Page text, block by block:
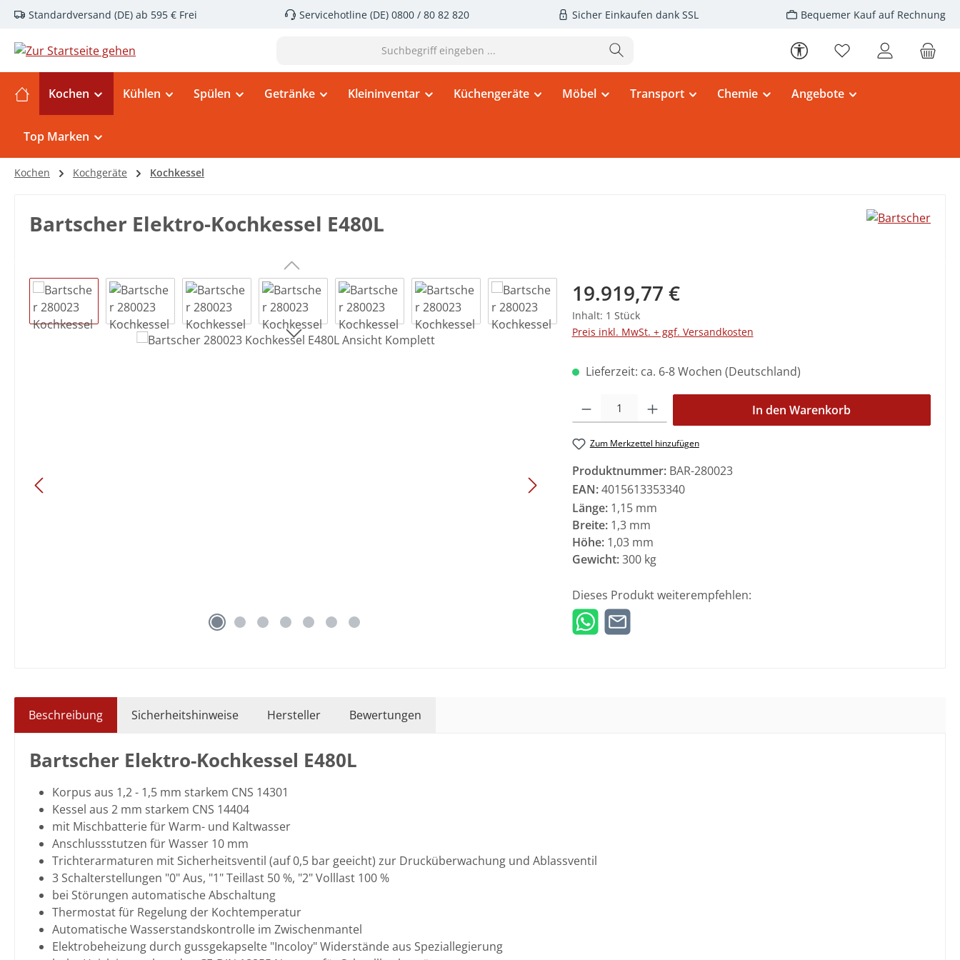
Hauptinhalt springen
Zur Suche springen
Zur Hauptnavigation springen
Standardversand (DE) ab 595 € Frei Servicehotline (DE) 0800 / 80 82 820 Sicher Einkaufen dank SSL Bequemer Kauf auf Rechnung
Werkzeugleiste anzeigen
Du hast 0 Produkte
Kochen Kühlen Spülen Getränke Kleininventar Küchengeräte Möbel Transport Chemie Angebote
Top Marken
Kochen Kochgeräte Kochkessel
Bartscher Elektro-Kochkessel E480L
Bildergalerie überspringen Regulärer Preis:
19.919,77 €
Inhalt: 1 Stück
Preis inkl. MwSt. + ggf. Versandkosten
Lieferzeit: ca. 6-8 Wochen (Deutschland)
Produkt Anzahl: Gib den gewünschten Wert ein oder benutze die
In den Warenkorb
Zum Merkzettel hinzufügen
Produktnummer: BAR-280023
EAN:4015613353340
Länge: 1,15 mm
Breite: 1,3 mm
Höhe: 1,03 mm
Gewicht:300 kg
Dieses Produkt weiterempfehlen:
Beschreibung Sicherheitshinweise Hersteller Bewertungen
Bartscher Elektro-Kochkessel E480L
Korpus aus 1,2 - 1,5 mm starkem CNS 14301
Kessel aus 2 mm starkem CNS 14404
mit Mischbatterie für Warm- und Kaltwasser
Anschlussstutzen für Wasser 10 mm
Trichterarmaturen mit Sicherheitsventil (auf 0,5 bar geeicht) zur Drucküberwachung und Ablassventil
3 Schalterstellungen "0" Aus, "1" Teillast 50 %, "2" Volllast 100 %
bei Störungen automatische Abschaltung
Thermostat für Regelung der Kochtemperatur
Automatische Wasserstandskontrolle im Zwischenmantel
Elektrobeheizung durch gussgekapselte "Incoloy" Widerstände aus Speziallegierung